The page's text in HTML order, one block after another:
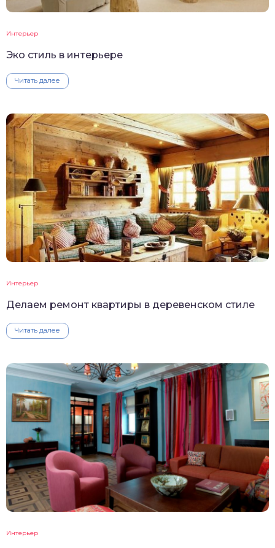
Интерьер
Эко стиль в интерьере
Читать далее
Интерьер
Делаем ремонт квартиры в деревенском стиле
Читать далее
Интерьер